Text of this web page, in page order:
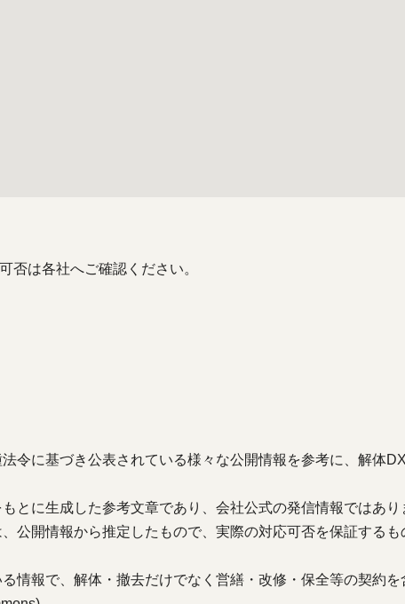
否は各社へご確認ください。
令に基づき公表されている様々な公開情報を参考に、解体
とに生成した参考文章であり、会社公式の発信情報ではあり
公開情報から推定したもので、実際の対応可否を保証する
情報で、解体・撤去だけでなく営繕・改修・保全等の契約を